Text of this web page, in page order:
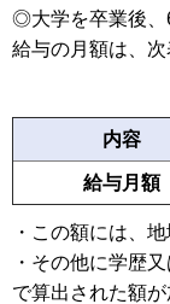
◎大学を卒業後、
給与の月額は、次
内容
給与月額
・この額には、
・その他に学歴
で算出された額